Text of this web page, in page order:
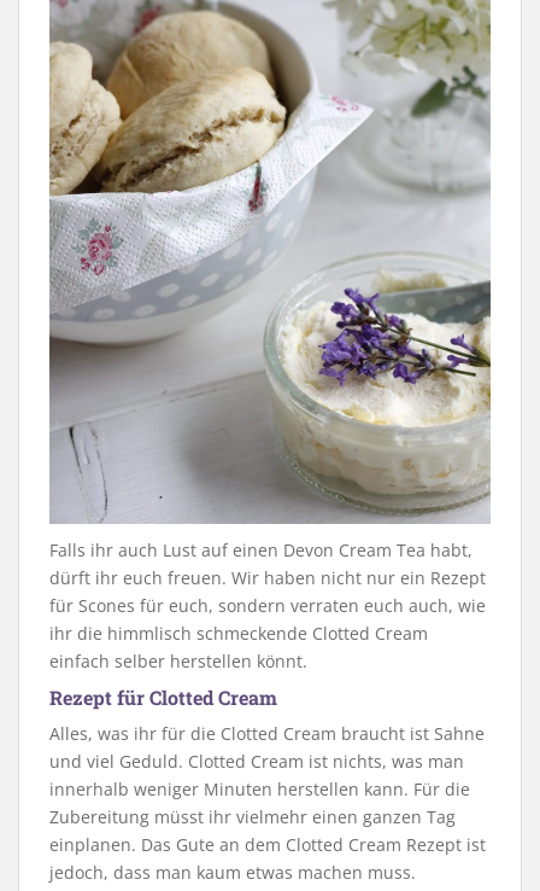
Falls ihr auch Lust auf einen Devon Cream Tea habt,
dürft ihr euch freuen. Wir haben nicht nur ein Rezept
für Scones für euch, sondern verraten euch auch, wie
ihr die himmlisch schmeckende Clotted Cream
einfach selber herstellen könnt.
Rezept für Clotted Cream
Alles, was ihr für die Clotted Cream braucht ist Sahne
und viel Geduld. Clotted Cream ist nichts, was man
innerhalb weniger Minuten herstellen kann. Für die
Zubereitung müsst ihr vielmehr einen ganzen Tag
einplanen. Das Gute an dem Clotted Cream Rezept ist
jedoch, dass man kaum etwas machen muss.